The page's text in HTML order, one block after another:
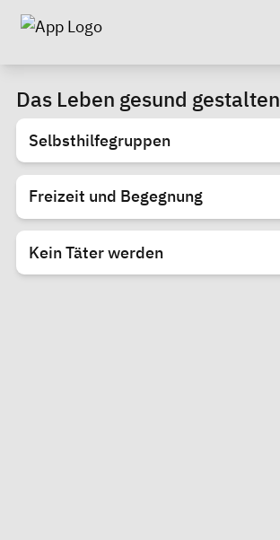
Das Leben gesund gestalten
Selbsthilfegruppen
Freizeit und Begegnung
Kein Täter werden